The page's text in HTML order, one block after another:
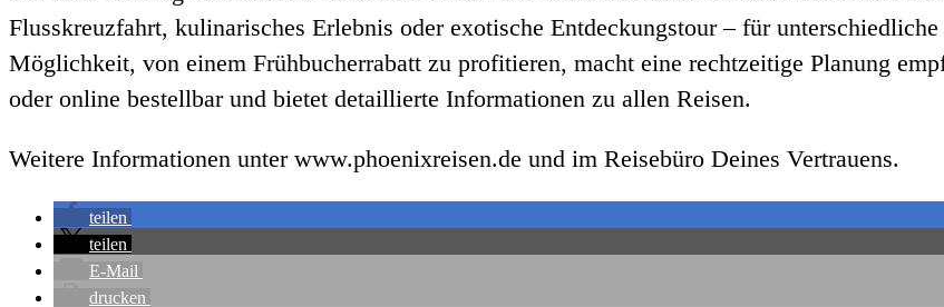
Flusskreuzfahrt, kulinarisches Erlebnis oder exotische Entdeckungstour – für
Möglichkeit, von einem Frühbucherrabatt zu profitieren, macht eine rechtzeitige Planung
oder online bestellbar und bietet detaillierte Informationen zu allen Reisen.
Weitere Informationen unter www.phoenixreisen.de und im Reisebüro Deines Vertrauens.
teilen
teilen
E-Mail
drucken